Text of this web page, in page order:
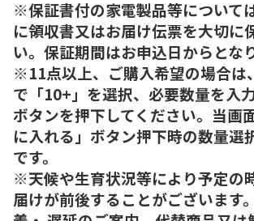
※保証書付の家電製品等について
に領収書又はお届け伝票を大切に
い。保証期間はお申込日からとな
※11点以上、ご購入希望の場合は
で「10+」を選択、必要数量を入
ボタンを押下してください。当画
に入れる」ボタン押下時の数量選
です。
※天候や生育状況等により予定の
届けが前後することがございます